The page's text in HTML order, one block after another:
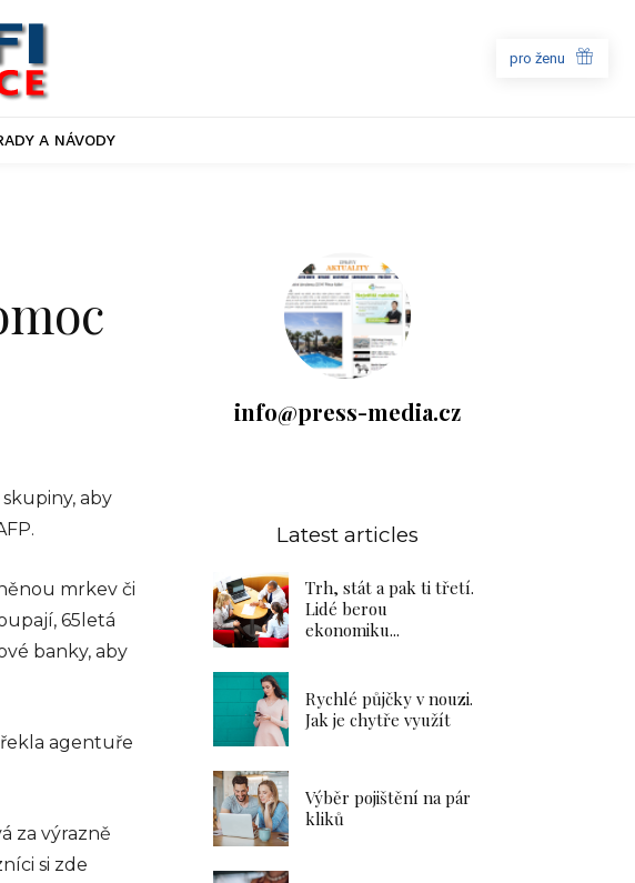
pro ženu
A NÁVODY
aby
mrkev či
65letá
banky, aby
agentuře
za výrazně
si zde
info@press-media.cz
Latest articles
Trh, stát a pak ti třetí.
Lidé berou
ekonomiku...
Rychlé půjčky v nouzi.
Jak je chytře využít
Výběr pojištění na pár
kliků